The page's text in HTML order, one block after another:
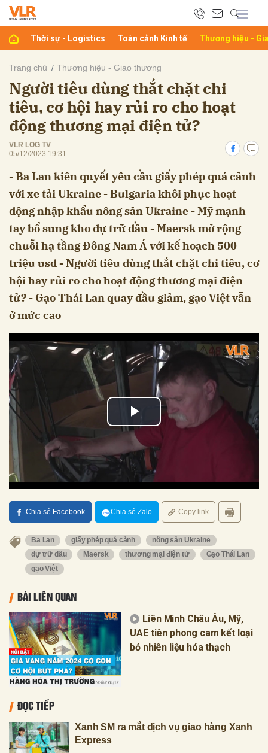
Thời sự - Logistics Toàn cảnh Kinh tế Thương hiệu -
Trang chủ Thương hiệu - Giao thương
Người tiêu dùng thắt chặt chi
tiêu, cơ hội hay rủi ro cho hoạt
động thương mại điện tử?
VLR LOG TV
05/12/2023 19:31
- Ba Lan kiên quyết yêu cầu giấy phép quá cảnh
với xe tải Ukraine - Bulgaria khôi phục hoạt
động nhập khẩu nông sản Ukraine - Mỹ mạnh
tay bổ sung kho dự trữ dầu - Maersk mở rộng
chuỗi hạ tầng Đông Nam Á với kế hoạch 500
triệu usd - Người tiêu dùng thắt chặt chi tiêu, cơ
hội hay rủi ro cho hoạt động thương mại điện
tử? - Gạo Thái Lan quay đầu giảm, gạo Việt vẫn
ở mức cao
Chia sẻ Facebook Chia sẻ Zalo Copy link
Ba Lan giấy phép quá cảnh
nông sản Ukraine
dự trữ dầu
Maersk thương mại điện tử
Gạo Thái Lan
gạo Việt
BÀI LIÊN QUAN
Liên Minh Châu Âu, Mỹ,
UAE tiên phong cam kết loại
bỏ nhiên liệu hóa thạch
ĐỌC TIẾP
Xanh SM ra mắt dịch vụ giao hàng Xanh
Express
luận
Hủy